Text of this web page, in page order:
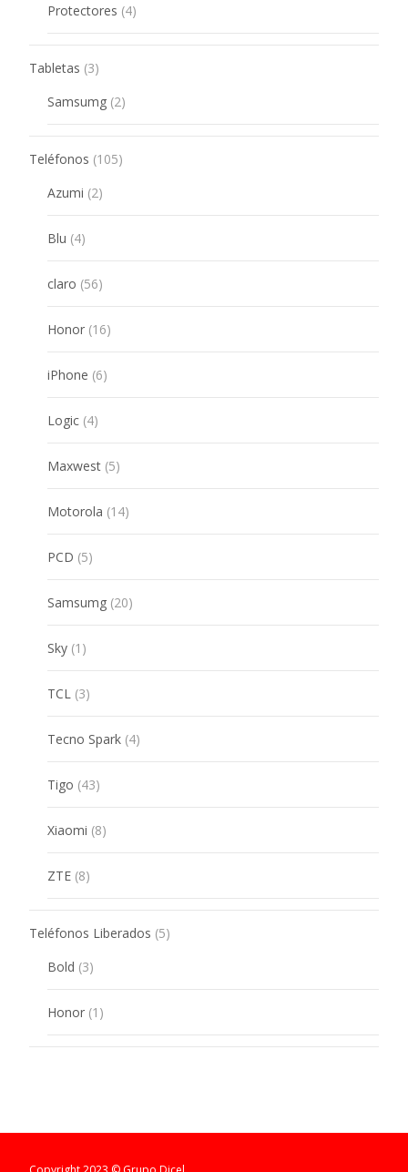
Protectores 44
products
Tabletas 33
Samsumg 22
products
Teléfonos 105105
Azumi 22
products
Blu 44
products
claro 5656
products
Honor 1616
products
iPhone 66
products
Logic 44
products
Maxwest 55
products
Motorola 1414
products
PCD 55
products
Samsumg 2020
products
Sky 1 1
product
TCL 33
products
Tecno Spark 44
products
Tigo 4343
products
Xiaomi 88
products
ZTE 88
products
Teléfonos Liberados 55
Bold 33
products
Honor 1 1
product